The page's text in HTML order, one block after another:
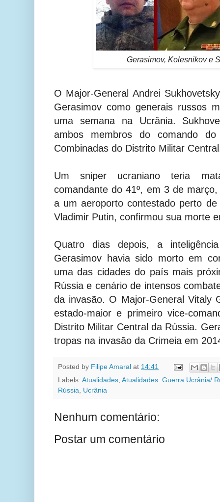
Gerasimov, Kolesnikov e
O Major-General Andrei
Gerasimov como generais russos
uma semana na Ucrânia.
ambos membros do comando
Combinadas do Distrito Militar
Um sniper ucraniano teria
comandante do 41º, em 3 de
a um aeroporto contestado perto
Vladimir Putin, confirmou sua morte
Quatro dias depois, a
Gerasimov havia sido morto em
uma das cidades do país mais
Rússia e cenário de intensos
da invasão. O Major-General Vitaly
estado-maior e primeiro vice-
Distrito Militar Central da Rússia.
tropas na invasão da Crimeia em
Posted by Filipe Amaral at 14:41
Labels: Atualidades Atualidades. Guerra Ucrânia/
Rússia
Ucrânia
Nenhum comentário:
Postar um comentário